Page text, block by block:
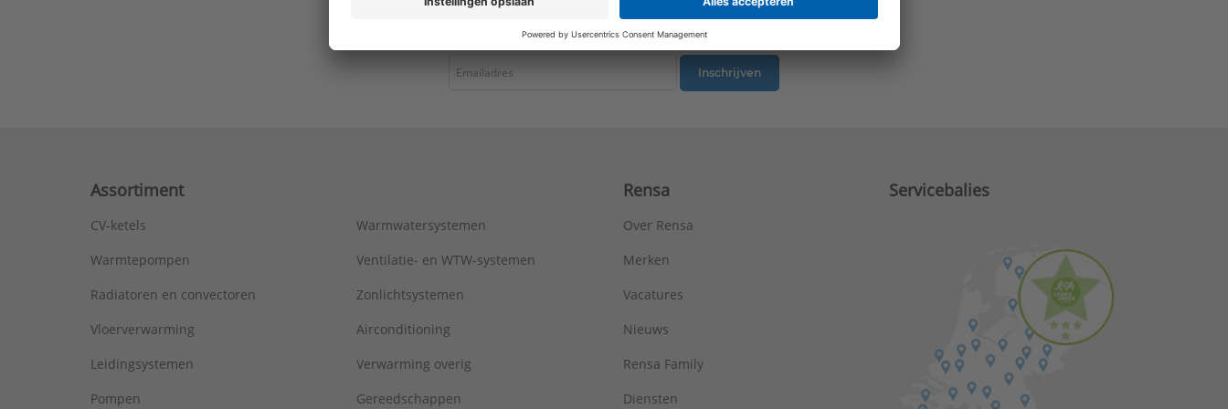
Type: Metro R=0,96
Inschrijven
Assortiment
CV-ketels
Warmtepompen
Radiatoren en convectoren
Vloerverwarming
Leidingsystemen
Pompen
Warmwatersystemen
Ventilatie- en WTW-systemen
Zonlichtsystemen
Airconditioning
Verwarming overig
Gereedschappen
Rensa
Over Rensa
Merken
Vacatures
Nieuws
Rensa Family
Diensten
Servicebalies